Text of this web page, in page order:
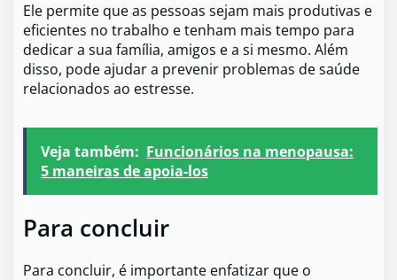
Ele permite que as pessoas sejam mais produtivas e
eficientes no trabalho e tenham mais tempo para
dedicar a sua família, amigos e a si mesmo. Além
disso, pode ajudar a prevenir problemas de saúde
relacionados ao estresse.
Veja também: Funcionários na menopausa:
5 maneiras de apoia-los
Para concluir
Para concluir, é importante enfatizar que o